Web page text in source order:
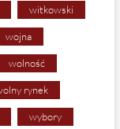
witkowski
wojna
wolność
rynek
wybory